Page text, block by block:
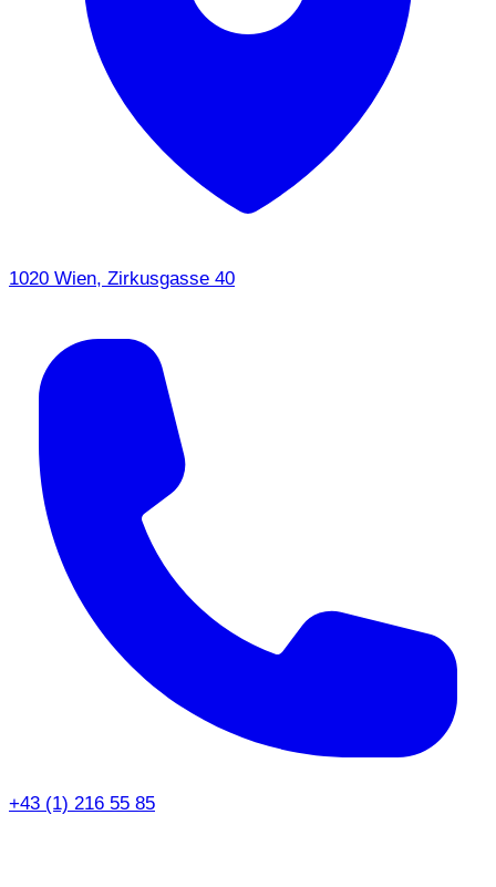
1020 Wien, Zirkusgasse 40
+43 (1) 216 55 85